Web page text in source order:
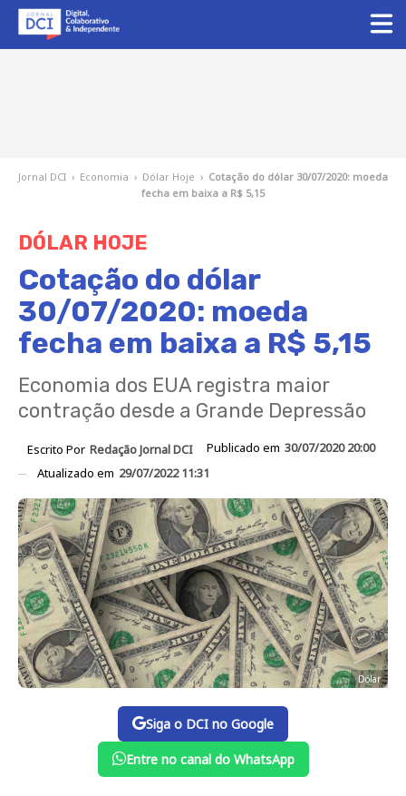
Jornal DCI › Economia › Dólar Hoje › Cotação do dólar 30/07/2020: moeda
fecha em baixa a R$ 5,15
DÓLAR HOJE
Cotação do dólar
30/07/2020: moeda
fecha em baixa a R$ 5,15
Economia dos EUA registra maior
contração desde a Grande Depressão
Escrito Por Redação Jornal DCI Publicado em 30/07/2020 20:00
Atualizado em 29/07/2022 11:31
Dólar
Siga o DCI no Google
Entre no canal do WhatsApp